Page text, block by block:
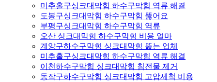
미추홀구싱크대막힘 하수구막힘 역류 해결
도봉구싱크대막힘 하수구막힘 뚫어요
부평구싱크대막힘 하수구막힘 역류
오산 싱크대막힘 하수구막힘 비용 얼마
계양구하수구막힘 싱크대막힘 뚫는 업체
미추홀구싱크대막힘 하수구막힘 역류 해결
이천하수구막힘 싱크대막힘 침전물 제거
동작구하수구막힘 싱크대막힘 고압세척 비용